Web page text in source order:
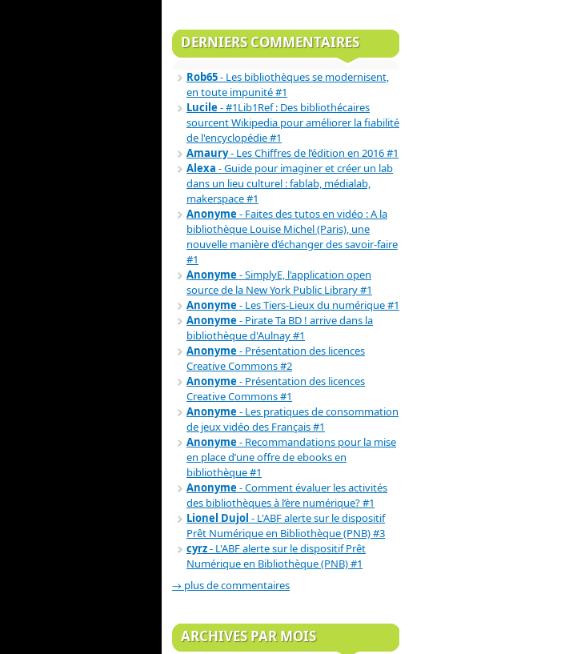
DERNIERS COMMENTAIRES
Rob65- Les bibliothèques se modernisent,
en toute impunité #1
Lucile- #1Lib1Ref : Des bibliothécaires
sourcent Wikipedia pour améliorer la fiabilité
de l'encyclopédie #1
Amaury- Les Chiffres de l’édition en 2016 #1
Alexa - Guide pour imaginer et créer un lab
dans un lieu culturel : fablab, médialab,
makerspace #1
Anonyme- Faites des tutos en vidéo : A la
bibliothèque Louise Michel (Paris), une
nouvelle manière d’échanger des savoir-faire
#1
Anonyme- SimplyE, l'application open
source de la New York Public Library #1
Anonyme- Les Tiers-Lieux du numérique #1
Anonyme- Pirate Ta BD ! arrive dans la
bibliothèque d'Aulnay #1
Anonyme- Présentation des licences
Creative Commons #2
Anonyme- Présentation des licences
Creative Commons #1
Anonyme- Les pratiques de consommation
de jeux vidéo des Français #1
Anonyme- Recommandations pour la mise
en place d’une offre de ebooks en
bibliothèque #1
Anonyme- Comment évaluer les activités
des bibliothèques à l’ère numérique? #1
Lionel Dujol - L'ABF alerte sur le dispositif
Prêt Numérique en Bibliothèque (PNB) #3
cyrz- L'ABF alerte sur le dispositif Prêt
Numérique en Bibliothèque (PNB) #1
→ plus de commentaires
ARCHIVES PAR MOIS